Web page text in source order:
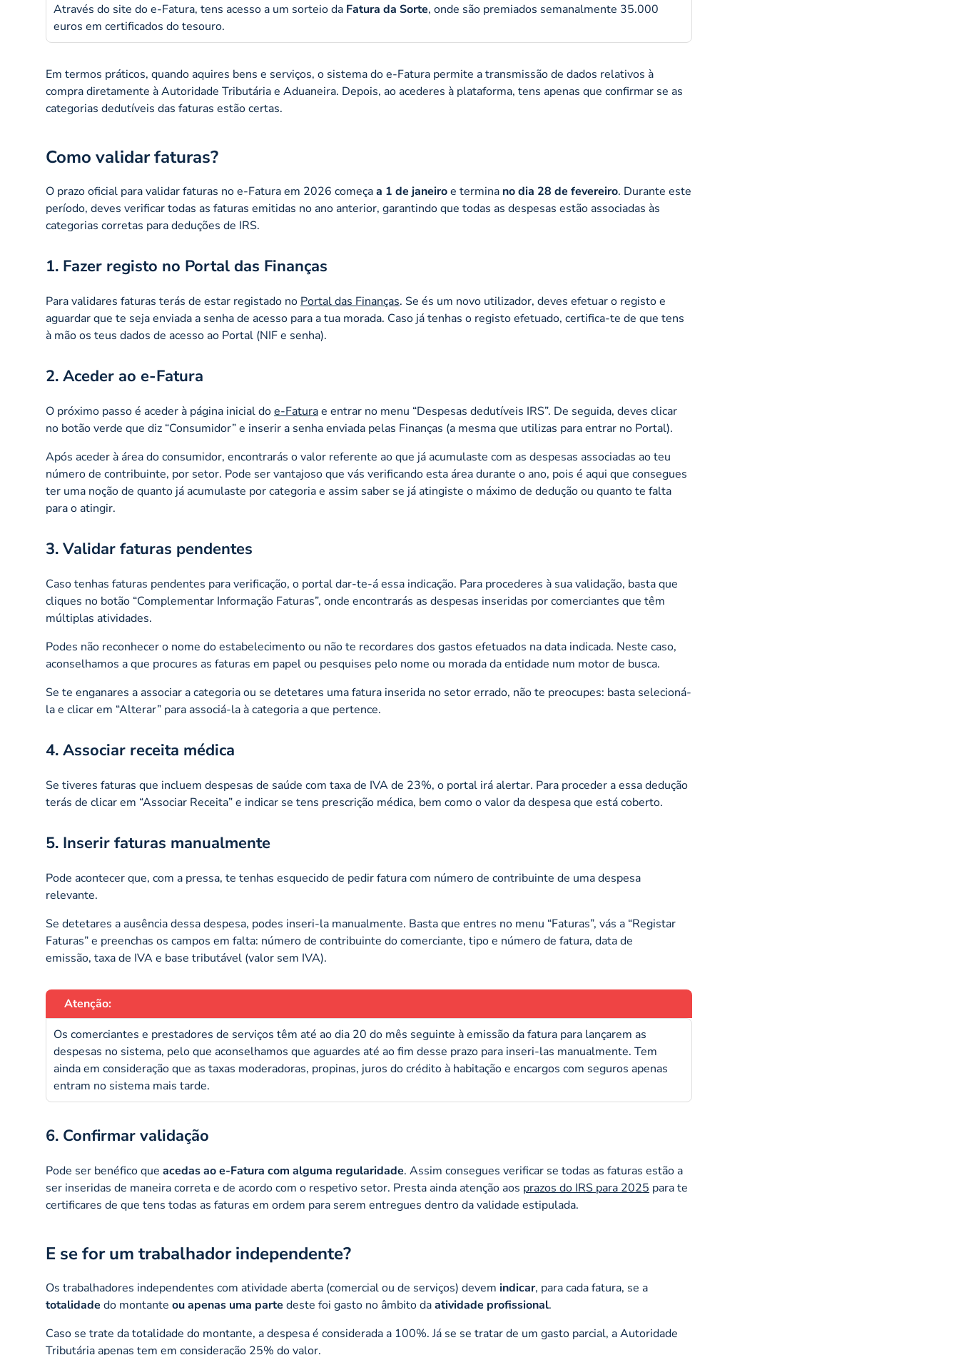
Através do site do e-Fatura, tens acesso a um sorteio da Fatura da Sorte, onde são premiados semanalmente 35.000
euros em certificados do tesouro.
Em termos práticos, quando aquires bens e serviços, o sistema do e-Fatura permite a transmissão de dados relativos à
compra diretamente à Autoridade Tributária e Aduaneira. Depois, ao acederes à plataforma, tens apenas que confirmar se as
categorias dedutíveis das faturas estão certas.
Como validar faturas?
O prazo oficial para validar faturas no e-Fatura em 2026 começaa 1 de janeiroe termina no dia 28 de fevereiro. Durante este
período, deves verificar todas as faturas emitidas no ano anterior, garantindo que todas as despesas estão associadas às
categorias corretas para deduções de IRS.
1. Fazer registo no Portal das Finanças
Para validares faturas terás de estar registado no Portal das Finanças. Se és um novo utilizador, deves efetuar o registo e
aguardar que te seja enviada a senha de acesso para a tua morada. Caso já tenhas o registo efetuado, certifica-te de que tens
à mão os teus dados de acesso ao Portal (NIF e senha).
2. Aceder ao e-Fatura
O próximo passo é aceder à página inicial doe-Faturae entrar no menu “Despesas dedutíveis IRS”. De seguida, deves clicar
no botão verde que diz “Consumidor” e inserir a senha enviada pelas Finanças (a mesma que utilizas para entrar no Portal).
Após aceder à área do consumidor, encontrarás o valor referente ao que já acumulaste com as despesas associadas ao teu
número de contribuinte, por setor. Pode ser vantajoso que vás verificando esta área durante o ano, pois é aqui que consegues
ter uma noção de quanto já acumulaste por categoria e assim saber se já atingiste o máximo de dedução ou quanto te falta
para o atingir.
3. Validar faturas pendentes
Caso tenhas faturas pendentes para verificação, o portal dar-te-á essa indicação. Para procederes à sua validação, basta que
cliques no botão “Complementar Informação Faturas”, onde encontrarás as despesas inseridas por comerciantes que têm
múltiplas atividades.
Podes não reconhecer o nome do estabelecimento ou não te recordares dos gastos efetuados na data indicada. Neste caso,
aconselhamos a que procures as faturas em papel ou pesquises pelo nome ou morada da entidade num motor de busca.
Se te enganares a associar a categoria ou se detetares uma fatura inserida no setor errado, não te preocupes: basta selecioná-
la e clicar em “Alterar” para associá-la à categoria a que pertence.
4. Associar receita médica
Se tiveres faturas que incluem despesas de saúde com taxa de IVA de 23%, o portal irá alertar. Para proceder a essa dedução
terás de clicar em “Associar Receita” e indicar se tens prescrição médica, bem como o valor da despesa que está coberto.
5. Inserir faturas manualmente
Pode acontecer que, com a pressa, te tenhas esquecido de pedir fatura com número de contribuinte de uma despesa
relevante.
Se detetares a ausência dessa despesa, podes inseri-la manualmente. Basta que entres no menu “Faturas”, vás a “Registar
Faturas” e preenchas os campos em falta: número de contribuinte do comerciante, tipo e número de fatura, data de
emissão, taxa de IVA e base tributável (valor sem IVA).
Atenção:
Os comerciantes e prestadores de serviços têm até ao dia 20 do mês seguinte à emissão da fatura para lançarem as
despesas no sistema, pelo que aconselhamos que aguardes até ao fim desse prazo para inseri-las manualmente. Tem
ainda em consideração que as taxas moderadoras, propinas, juros do crédito à habitação e encargos com seguros apenas
entram no sistema mais tarde.
6. Confirmar validação
Pode ser benéfico que acedas ao e-Fatura com alguma regularidade. Assim consegues verificar se todas as faturas estão a
ser inseridas de maneira correta e de acordo com o respetivo setor. Presta ainda atenção aos prazos do IRS para 2025 para te
certificares de que tens todas as faturas em ordem para serem entregues dentro da validade estipulada.
E se for um trabalhador independente?
Os trabalhadores independentes com atividade aberta (comercial ou de serviços) devem indicar, para cada fatura, se a
totalidade do montante ouapenas uma parte deste foi gasto no âmbito daatividade profissional.
Caso se trate da totalidade do montante, a despesa é considerada a 100%. Já se se tratar de um gasto parcial, a Autoridade
Tributária apenas tem em consideração 25% do valor.